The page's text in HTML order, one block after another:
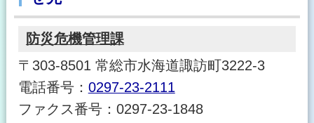
防災危機管理課
〒303-8501 常総市水海道諏訪町3222-3
電話番号： 0297-23-2111
ファクス番号：0297-23-1848